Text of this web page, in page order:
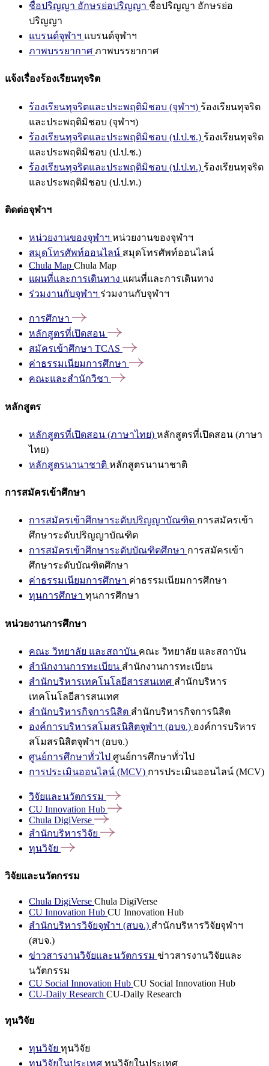
ชื่อปริญญา อักษรย่อปริญญา ชื่อปริญญา อักษรย่อ
ปริญญา
แบรนด์จุฬาฯ แบรนด์จุฬาฯ
ภาพบรรยากาศ ภาพบรรยากาศ
แจ้งเรื่องร้องเรียนทุจริต
ร้องเรียนทุจริตและประพฤติมิชอบ (จุฬาฯ) ร้องเรียนทุจริต
และประพฤติมิชอบ (จุฬาฯ)
ร้องเรียนทุจริตและประพฤติมิชอบ (ป.ป.ช.) ร้องเรียนทุจริต
และประพฤติมิชอบ (ป.ป.ช.)
ร้องเรียนทุจริตและประพฤติมิชอบ (ป.ป.ท.) ร้องเรียนทุจริต
และประพฤติมิชอบ (ป.ป.ท.)
ติดต่อจุฬาฯ
หน่วยงานของจุฬาฯ หน่วยงานของจุฬาฯ
สมุดโทรศัพท์ออนไลน์ สมุดโทรศัพท์ออนไลน์
Chula Map Chula Map
แผนที่และการเดินทาง แผนที่และการเดินทาง
ร่วมงานกับจุฬาฯ ร่วมงานกับจุฬาฯ
การศึกษา
หลักสูตรที่เปิดสอน
สมัครเข้าศึกษา TCAS
ค่าธรรมเนียมการศึกษา
คณะและสำนักวิชา
หลักสูตร
หลักสูตรที่เปิดสอน (ภาษาไทย) หลักสูตรที่เปิดสอน (ภาษา
ไทย)
หลักสูตรนานาชาติ หลักสูตรนานาชาติ
การสมัครเข้าศึกษา
การสมัครเข้าศึกษาระดับปริญญาบัณฑิต การสมัครเข้า
ศึกษาระดับปริญญาบัณฑิต
การสมัครเข้าศึกษาระดับบัณฑิตศึกษา การสมัครเข้า
ศึกษาระดับบัณฑิตศึกษา
ค่าธรรมเนียมการศึกษา ค่าธรรมเนียมการศึกษา
ทุนการศึกษา ทุนการศึกษา
หน่วยงานการศึกษา
คณะ วิทยาลัย และสถาบัน คณะ วิทยาลัย และสถาบัน
สำนักงานการทะเบียน สำนักงานการทะเบียน
สำนักบริหารเทคโนโลยีสารสนเทศ สำนักบริหาร
เทคโนโลยีสารสนเทศ
สำนักบริหารกิจการนิสิต สำนักบริหารกิจการนิสิต
องค์การบริหารสโมสรนิสิตจุฬาฯ (อบจ.) องค์การบริหาร
สโมสรนิสิตจุฬาฯ (อบจ.)
ศูนย์การศึกษาทั่วไป ศูนย์การศึกษาทั่วไป
การประเมินออนไลน์ (MCV) การประเมินออนไลน์ (MCV)
วิจัยและนวัตกรรม
CU Innovation Hub
Chula DigiVerse
สำนักบริหารวิจัย
ทุนวิจัย
วิจัยและนวัตกรรม
Chula DigiVerse Chula DigiVerse
CU Innovation Hub CU Innovation Hub
สำนักบริหารวิจัยจุฬาฯ (สบจ.) สำนักบริหารวิจัยจุฬาฯ
(สบจ.)
ข่าวสารงานวิจัยและนวัตกรรม ข่าวสารงานวิจัยและ
นวัตกรรม
CU Social Innovation Hub CU Social Innovation Hub
CU-Daily Research CU-Daily Research
ทุนวิจัย
ทุนวิจัย ทุนวิจัย
ทุนวิจัยในประเทศ ทุนวิจัยในประเทศ